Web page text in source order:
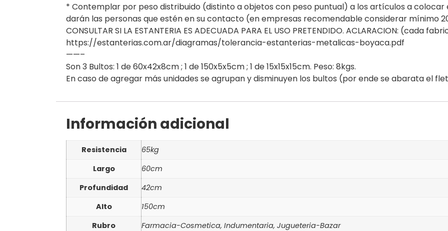
* Contemplar por peso distribuido (distinto a objetos con peso puntual) a los artículos a
darán las personas que estén en su contacto (en empresas recomendable considerar mínimo
CONSULTAR SI LA ESTANTERIA ES ADECUADA PARA EL USO PRETENDIDO. ACLARACION: (cada
https://estanterias.com.ar/diagramas/tolerancia-estanterias-metalicas-boyaca.pdf
——–
Son 3 Bultos: 1 de 60x42x8cm ; 1 de 150x5x5cm ; 1 de 15x15x15cm. Peso: 8kgs.
En caso de agregar más unidades se agrupan y disminuyen los bultos (por ende se abarata el
Información adicional
Resistencia
65kg
Largo
60cm
Profundidad
42cm
Alto
150cm
Rubro
Farmacia-Cosmetica, Indumentaria, Jugueteria-Bazar